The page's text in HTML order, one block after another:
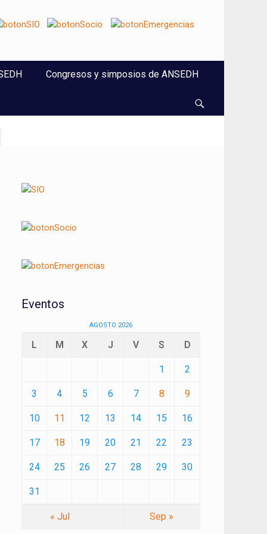
Congresos y simposios de ANSEDH
Eventos
AGOSTO 2026
L M X J V S D
1 2
3 4 5 6 7 8 9
10 11 12 13 14 15 16
17 18 19 20 21 22 23
24 25 26 27 28 29 30
31
« Jul Sep »